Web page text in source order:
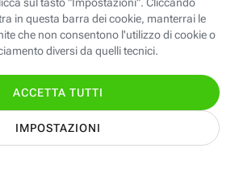
14 giorni
corrispondenti
(impostata da
pagine
7 giorni
Identifica la
banner
Identifica la